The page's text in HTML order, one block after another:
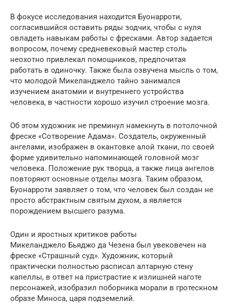
В фокусе исследования находится Буонарроти,
согласившийся оставить ряды зодчих, чтобы с нуля
овладеть навыкам работы с фресками. Автор задается
вопросом, почему средневековый мастер столь
неохотно привлекал помощников, предпочитая
работать в одиночку. Также была озвучена мысль о том,
что молодой Микеланджело тайно занимался
изучением анатомии и внутреннего устройства
человека, в частности хорошо изучил строение мозга.
Об этом художник не преминул намекнуть в потолочной
фреске «Сотворение Адама». Создатель, окруженный
ангелами, изображен в окантовке алой ткани, по своей
форме удивительно напоминающей головной мозг
человека. Положение рук творца, а также лица ангелов
повторяют основные отделы мозга. Таким образом,
Буонарроти заявляет о том, что человек был создан не
просто абстрактным святым духом, а является
порождением высшего разума.
Один и яростных критиков работы
Микеланджело Бьяджо да Чезена был увековечен на
фреске «Страшный суд». Художник, который
практически полностью расписал алтарную стену
капеллы, в ответ на пристрастие к излишней наготе
персонажей, изобразил поборника морали в гротескном
образе Миноса, царя подземелий.